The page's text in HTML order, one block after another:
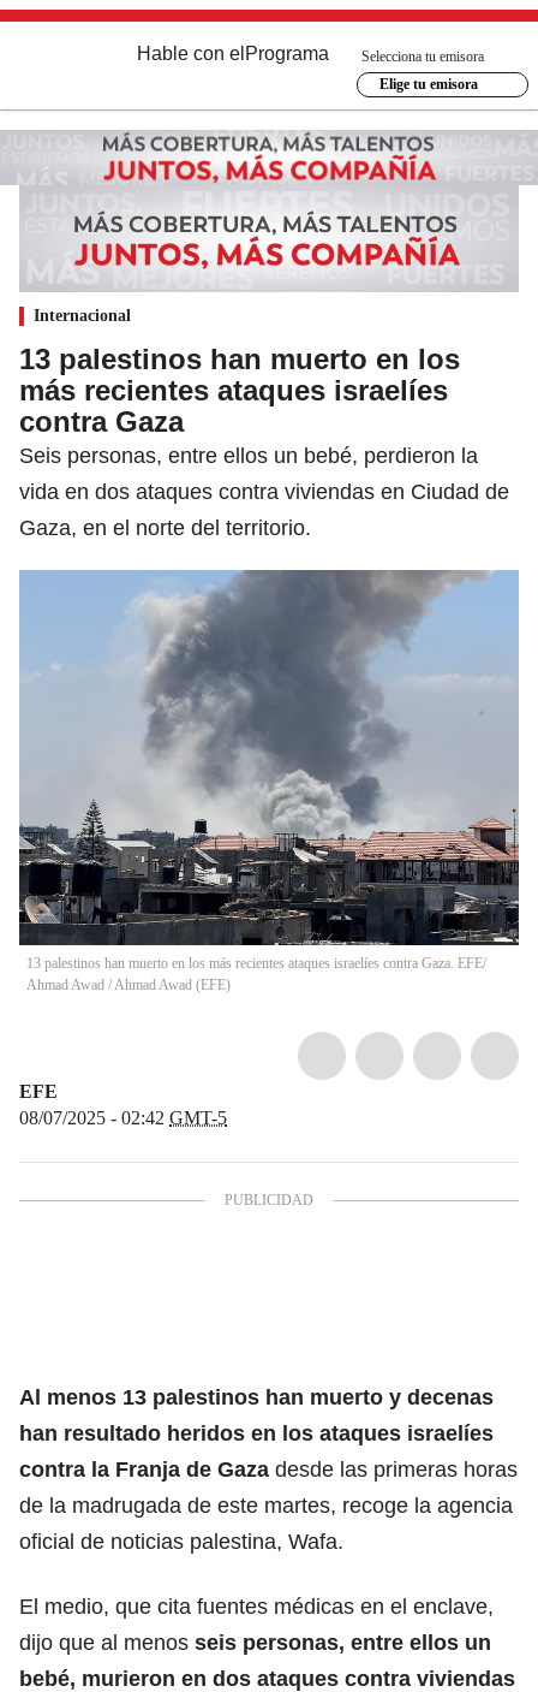
Hable con el Programa
Selecciona tu emisora
Elige tu emisora
Internacional
13 palestinos han muerto en los
más recientes ataques israelíes
contra Gaza
Seis personas, entre ellos un bebé, perdieron la
vida en dos ataques contra viviendas en Ciudad de
Gaza, en el norte del territorio.
13 palestinos han muerto en los más recientes ataques israelíes contra Gaza. EFE/
Ahmad Awad /Ahmad Awad (EFE)
EFE
08/07/2025 - 02:42 GMT-5
Al menos 13 palestinos han muerto y decenas
han resultado heridos en los ataques israelíes
contra la Franja de Gaza desde las primeras horas
de la madrugada de este martes, recoge la agencia
oficial de noticias palestina, Wafa.
El medio, que cita fuentes médicas en el enclave,
dijo que al menos seis personas, entre ellos un
bebé, murieron en dos ataques contra viviendas